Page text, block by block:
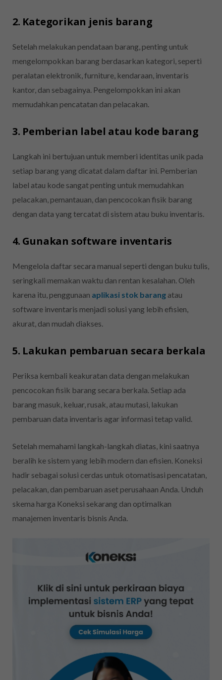
2. Kategorikan jenis barang
Setelah melakukan pendataan barang, penting untuk
mengelompokkan barang berdasarkan kategori, seperti
peralatan elektronik, furniture, kendaraan, inventaris
kantor, dan sebagainya. Pengelompokkan ini akan
memudahkan pencatatan dan pelacakan.
3. Pemberian label atau kode barang
Langkah ini bertujuan untuk memberi identitas unik pada
setiap barang yang dicatat dalam daftar ini. Pemberian
label atau kode sangat penting untuk memudahkan
pelacakan, pemantauan, dan pencocokan fisik barang
dengan data yang tercatat di sistem atau buku inventaris.
4. Gunakan software inventaris
Mengelola daftar secara manual seperti dengan buku tulis,
seringkali memakan waktu dan rentan kesalahan. Oleh
karena itu, penggunaan aplikasi stok barang atau
software inventaris menjadi solusi yang lebih efisien,
akurat, dan mudah diakses.
5. Lakukan pembaruan secara berkala
Periksa kembali keakuratan data dengan melakukan
pencocokan fisik barang secara berkala. Setiap ada
barang masuk, keluar, rusak, atau mutasi, lakukan
pembaruan data inventaris agar informasi tetap valid.
Setelah memahami langkah-langkah diatas, kini saatnya
beralih ke sistem yang lebih modern dan efisien. Koneksi
hadir sebagai solusi cerdas untuk otomatisasi pencatatan,
pelacakan, dan pembaruan aset perusahaan Anda. Unduh
skema harga Koneksi sekarang dan optimalkan
manajemen inventaris bisnis Anda.